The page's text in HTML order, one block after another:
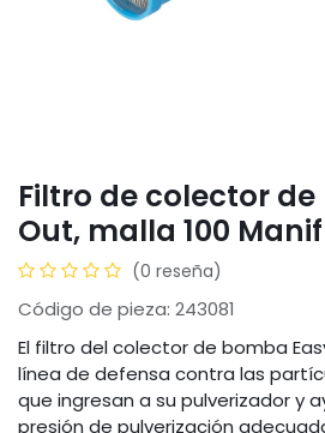
Filtro de colector
Out, malla 100
(0 reseña)
Código de pieza: 243081
El filtro del colector de bomba
línea de defensa contra las
que ingresan a su pulverizador y
presión de pulverización